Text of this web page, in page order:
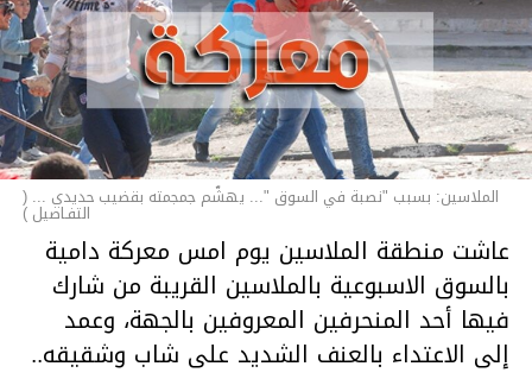
الملاسين: بسبب "نصبة في السوق "... يهشّم جمجمته بقضيب حديدي ... (
التفـاصيل )
عاشت منطقة الملاسين يوم امس معركة دامية
بالسوق الاسبوعية بالملاسين القريبة من شارك
فيها أحد المنحرفين المعروفين بالجهة، وعمد
إلى الاعتداء بالعنف الشديد على شاب وشقيقه..